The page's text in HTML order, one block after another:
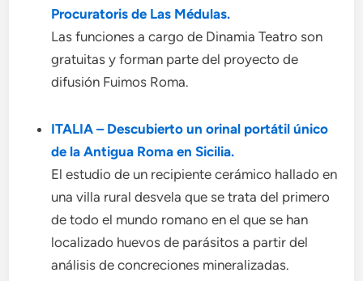
Procuratoris de Las Médulas.
Las funciones a cargo de Dinamia Teatro son
gratuitas y forman parte del proyecto de
difusión Fuimos Roma.
ITALIA – Descubierto un orinal portátil único
de la Antigua Roma en Sicilia.
El estudio de un recipiente cerámico hallado en
una villa rural desvela que se trata del primero
de todo el mundo romano en el que se han
localizado huevos de parásitos a partir del
análisis de concreciones mineralizadas.